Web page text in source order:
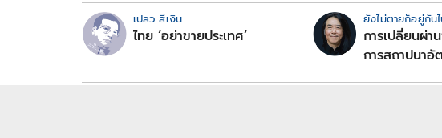
เปลว สีเงิน
ไทย ‘อย่าขายประเทศ’
ยังไม่ตายก็อยู่กัน
การเปลี่ยนผ่า
การสถาปนา